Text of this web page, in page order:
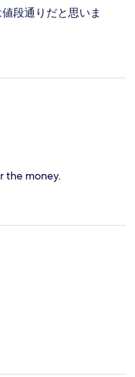
段通りだと思いま
the money.